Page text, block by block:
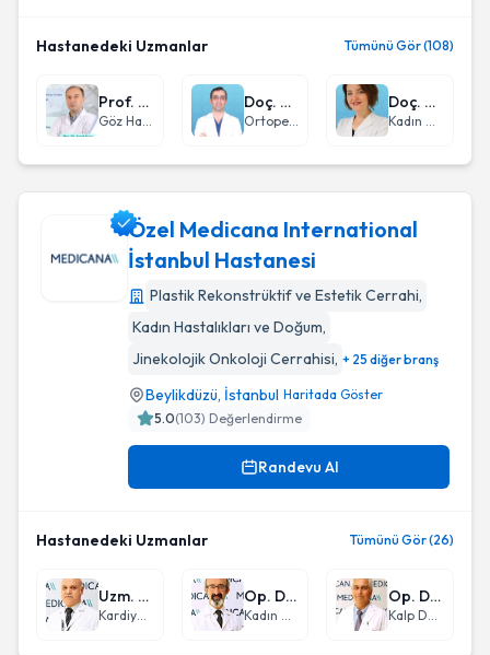
Hastanedeki Uzmanlar Tümünü Gör (108)
Prof. Dr. Faruk Kaya
Göz Hastalıkları
Doç. Dr. Erdinç Genç
Ortopedi ve Travmatoloji
Doç. Dr. Derya Kanza Gül
Kadın Hastalıkları ve Doğum
Özel Medicana International
İstanbul Hastanesi
Plastik Rekonstrüktif ve Estetik Cerrahi,
Kadın Hastalıkları ve Doğum,
Jinekolojik Onkoloji Cerrahisi, + 25 diğer branş
Beylikdüzü, İstanbul Haritada Göster
5.0(103) Değerlendirme
Randevu Al
Hastanedeki Uzmanlar Tümünü Gör (26)
Uzm. Dr. Kamuran Seyidoğlu
Kardiyoloji
Op. Dr. Ali Metin Celep
Kadın Hastalıkları ve Doğum
Op. Dr. İbrahim Savaş Yıldırım
Kalp Damar Cerrahisi